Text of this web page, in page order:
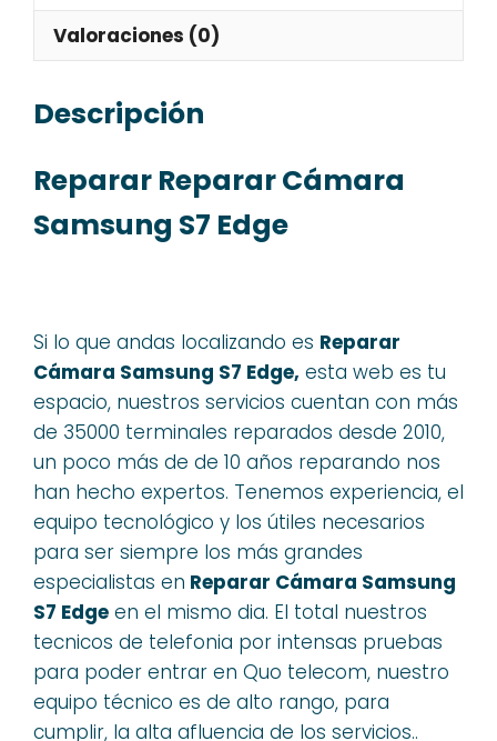
Valoraciones (0)
Descripción
Reparar Reparar Cámara
Samsung S7 Edge
Si lo que andas localizando es Reparar
Cámara Samsung S7 Edge, esta web es tu
espacio, nuestros servicios cuentan con más
de 35000 terminales reparados desde 2010,
un poco más de de 10 años reparando nos
han hecho expertos. Tenemos experiencia, el
equipo tecnológico y los útiles necesarios
para ser siempre los más grandes
especialistas en Reparar Cámara Samsung
S7 Edge en el mismo dia. El total nuestros
tecnicos de telefonia por intensas pruebas
para poder entrar en Quo telecom, nuestro
equipo técnico es de alto rango, para
cumplir, la alta afluencia de los servicios..